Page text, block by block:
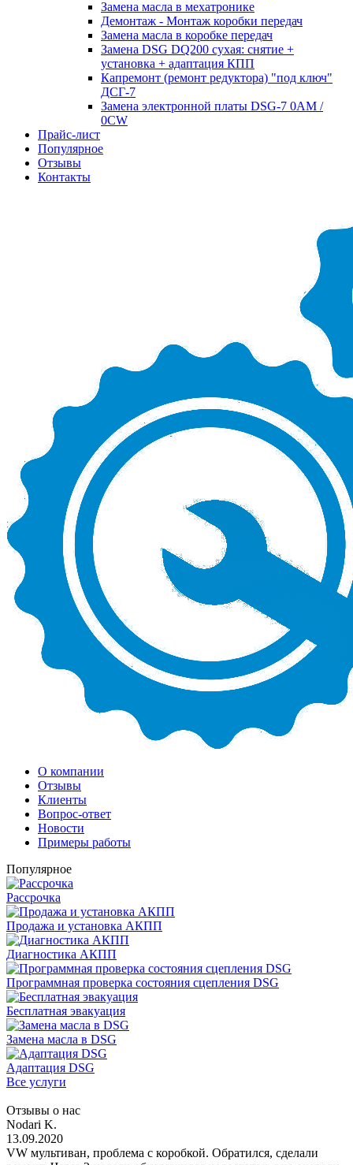
Замена масла в мехатронике
Демонтаж - Монтаж коробки передач
Замена масла в коробке передач
Замена DSG DQ200 сухая: снятие +
установка + адаптация КПП
Капремонт (ремонт редуктора) "под ключ"
ДСГ-7
Замена электронной платы DSG-7 0AM /
0CW
Прайс-лист
Популярное
Отзывы
Контакты
О компании
Отзывы
Клиенты
Вопрос-ответ
Новости
Примеры работы
Популярное
Рассрочка
Продажа и установка АКПП
Диагностика АКПП
Программная проверка состояния сцепления DSG
Бесплатная эвакуация
Замена масла в DSG
Адаптация DSG
Все услуги
Отзывы о нас
Nodari K.
13.09.2020
VW мультиван, проблема с коробкой. Обратился, сделали